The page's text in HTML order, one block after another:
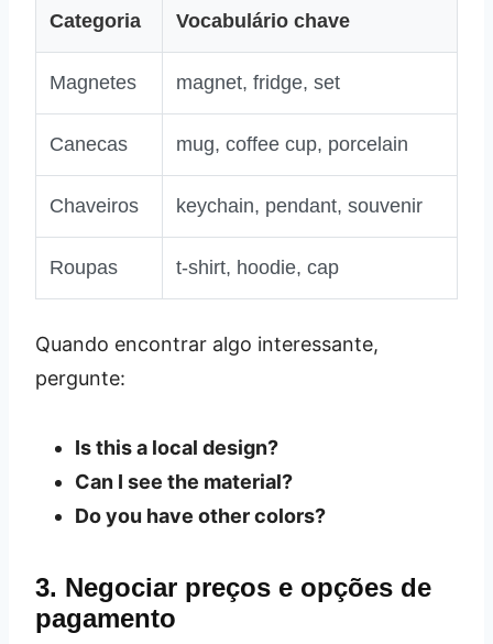
Categoria Vocabulário chave
Magnetes magnet, fridge, set
Canecas mug, coffee cup, porcelain
Chaveiros keychain, pendant, souvenir
Roupas t‑shirt, hoodie, cap
Quando encontrar algo interessante,
pergunte:
Is this a local design?
Can I see the material?
Do you have other colors?
3. Negociar preços e opções de
pagamento